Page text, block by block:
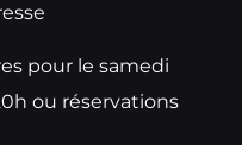
pour le samedi
ou réservations